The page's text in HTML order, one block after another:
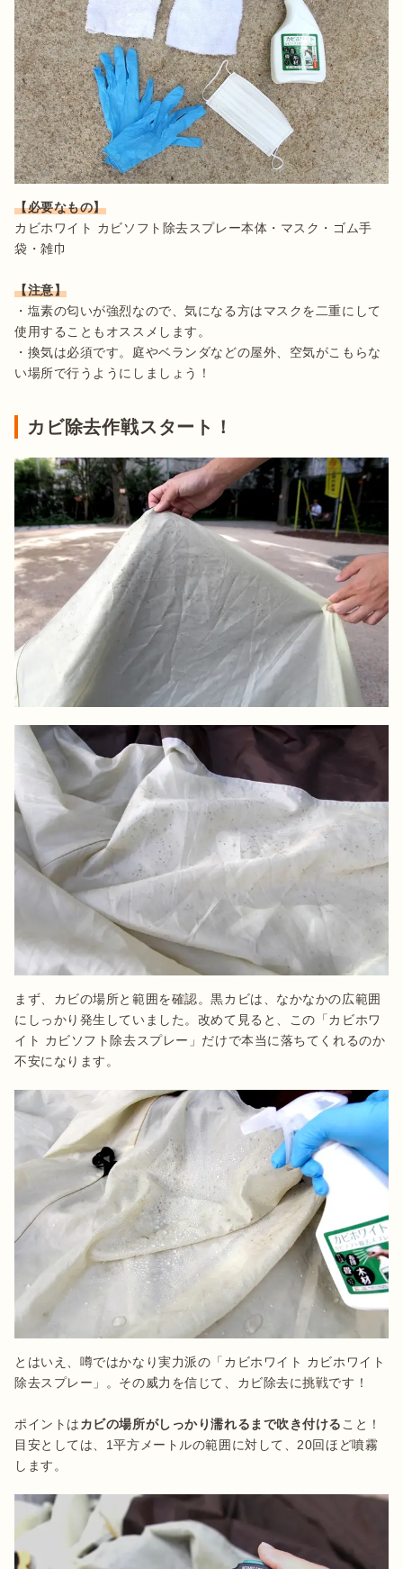
【必要なもの】
カビホワイト カビソフト除去スプレー本体・マスク・ゴム手
袋・雑巾
【注意】
・塩素の匂いが強烈なので、気になる方はマスクを二重にして
使用することもオススメします。
・換気は必須です。庭やベランダなどの屋外、空気がこもらな
い場所で行うようにしましょう！
カビ除去作戦スタート！
まず、カビの場所と範囲を確認。黒カビは、なかなかの広範囲
にしっかり発生していました。改めて見ると、この「カビホワ
イト カビソフト除去スプレー」だけで本当に落ちてくれるのか
不安になります。
とはいえ、噂ではかなり実力派の「カビホワイト カビホワイト
除去スプレー」。その威力を信じて、カビ除去に挑戦です！
ポイントはカビの場所がしっかり濡れるまで吹き付けること！
目安としては、1平方メートルの範囲に対して、20回ほど噴霧
します。